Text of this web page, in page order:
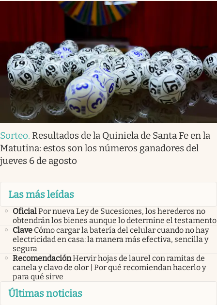
Sorteo. Resultados de la Quiniela de Santa Fe en la
Matutina: estos son los números ganadores del
jueves 6 de agosto
Las más leídas
OficialPor nueva Ley de Sucesiones, los herederos no
obtendrán los bienes aunque lo determine el testamento
Clave Cómo cargar la batería del celular cuando no hay
electricidad en casa: la manera más efectiva, sencilla y
segura
RecomendaciónHervir hojas de laurel con ramitas de
canela y clavo de olor | Por qué recomiendan hacerlo y
para qué sirve
Últimas noticias